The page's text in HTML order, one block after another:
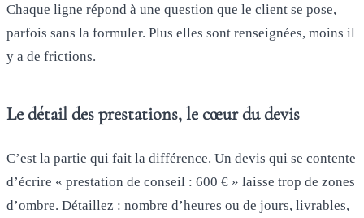
Chaque ligne répond à une question que le client se pose,
parfois sans la formuler. Plus elles sont renseignées, moins il
y a de frictions.
Le détail des prestations, le cœur du devis
C’est la partie qui fait la différence. Un devis qui se contente
d’écrire « prestation de conseil : 600 € » laisse trop de zones
d’ombre. Détaillez : nombre d’heures ou de jours, livrables,